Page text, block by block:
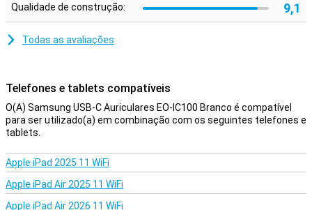
Qualidade de construção: 9,1
Todas as avaliações
Telefones e tablets compatíveis
O(A) Samsung USB-C Auriculares EO-IC100 Branco é compatível
para ser utilizado(a) em combinação com os seguintes telefones e
tablets.
Apple iPad 2025 11 WiFi
Apple iPad Air 2025 11 WiFi
Apple iPad Air 2026 11 WiFi